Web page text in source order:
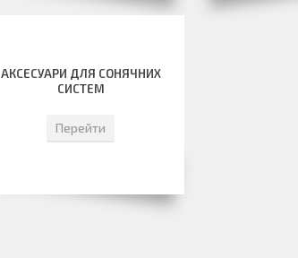
АКСЕСУАРИ ДЛЯ СОНЯЧНИХ
СИСТЕМ
Перейти